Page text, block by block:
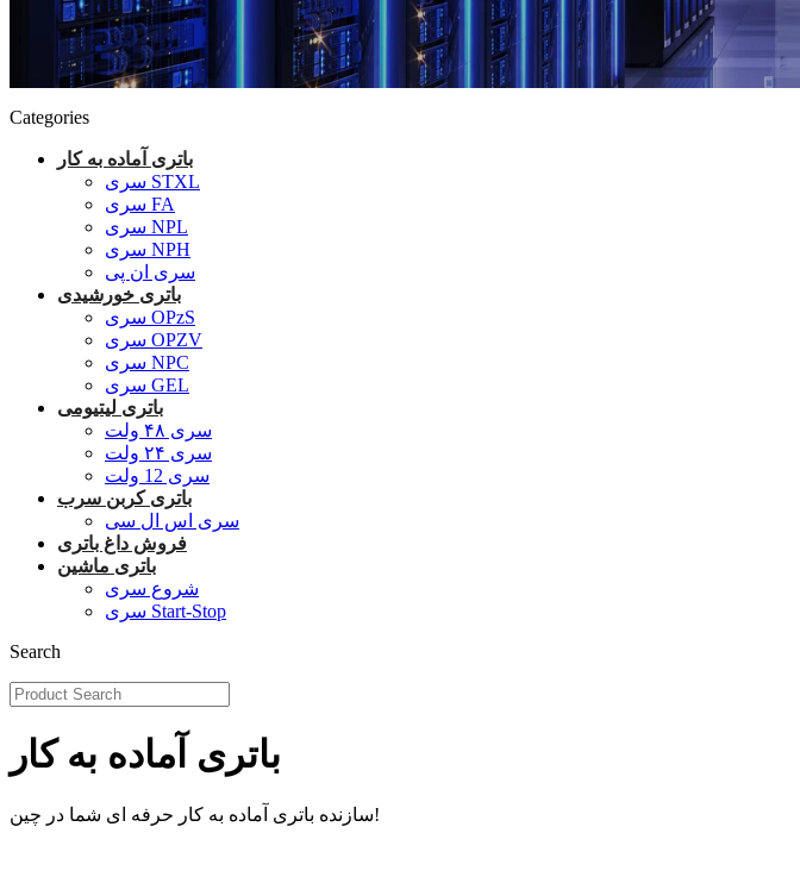
Categories
باتری آماده به کار
سری STXL
سری FA
سری NPL
سری NPH
سری ان پی
باتری خورشیدی
سری OPzS
سری OPZV
سری NPC
سری GEL
باتری لیتیومی
سری ۴۸ ولت
سری ۲۴ ولت
سری 12 ولت
باتری کربن سرب
سری اس ال سی
فروش داغ باتری
باتری ماشین
شروع سری
سری Start-Stop
Search
باتری آماده به کار
سازنده باتری آماده به کار حرفه ای شما در چین!